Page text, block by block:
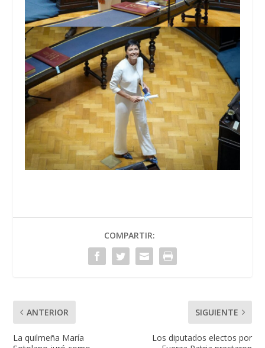
COMPARTIR:
ANTERIOR
La quilmeña María
SIGUIENTE
Los diputados electos por